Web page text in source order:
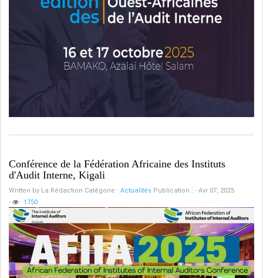
Conférence de la Fédération Africaine des Instituts
d'Audit Interne, Kigali
Written by La Rédaction Catégorie : Actualités Publication : - Avr 07, 2025
-
1750